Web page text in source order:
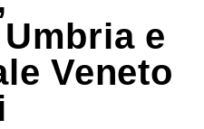
e
Veneto